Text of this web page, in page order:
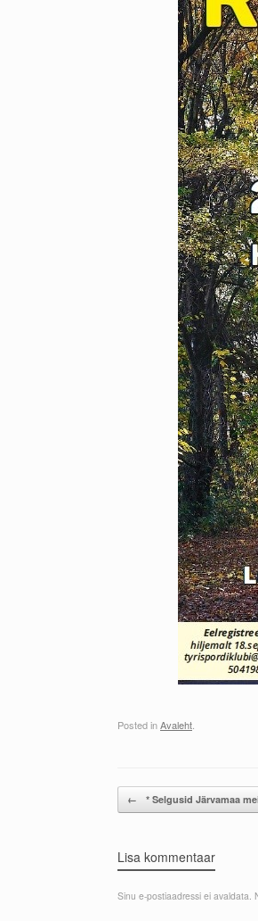
Posted inAvaleht.
Post navigation
← * Selgusid Järvamaa
Lisa kommentaar
Sinu e-postiaadressi ei avaldata.